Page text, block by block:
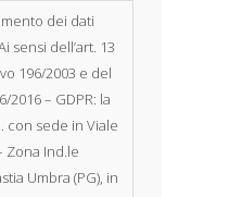
dei dati
sensi dell’art. 13
196/2003 e del
2016 – GDPR: la
con sede in Viale
Zona Ind.le
Umbra (PG), in